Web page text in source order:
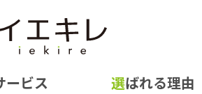
ービス 選ばれる理由